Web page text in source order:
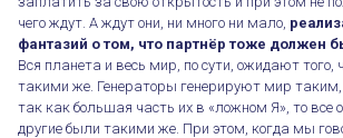
чего ждут. А ждут они, ни много ни мало,
фантазий о том, что партнёр тоже должен
Вся планета и весь мир, по сути, ожидают того,
такими же. Генераторы генерируют мир таким,
так как большая часть их в «ложном Я», то все
другие были такими же. При этом, когда мы